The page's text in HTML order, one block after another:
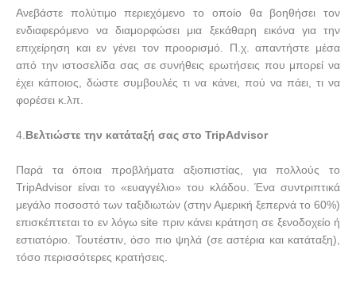
Ανεβάστε πολύτιμο περιεχόμενο το οποίο θα βοηθήσει τον
ενδιαφερόμενο να διαμορφώσει μια ξεκάθαρη εικόνα για την
επιχείρηση και εν γένει τον προορισμό. Π.χ. απαντήστε μέσα
από την ιστοσελίδα σας σε συνήθεις ερωτήσεις που μπορεί να
έχει κάποιος, δώστε συμβουλές τι να κάνει, πού να πάει, τι να
φορέσει κ.λπ.
4. Βελτιώστε την κατάταξή σας στο TripAdvisor
Παρά τα όποια προβλήματα αξιοπιστίας, για πολλούς το
TripAdvisor είναι το «ευαγγέλιο» του κλάδου. Ένα συντριπτικά
μεγάλο ποσοστό των ταξιδιωτών (στην Αμερική ξεπερνά το 60%)
επισκέπτεται το εν λόγωsite πριν κάνει κράτηση σε ξενοδοχείο ή
εστιατόριο. Τουτέστιν, όσο πιο ψηλά (σε αστέρια και κατάταξη),
τόσο περισσότερες κρατήσεις.